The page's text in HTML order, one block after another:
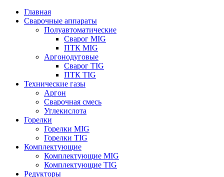
Главная
Сварочные аппараты
Полуавтоматические
Сварог MIG
ПТК MIG
Аргонодуговые
Сварог TIG
ПТК TIG
Технические газы
Аргон
Сварочная смесь
Углекислота
Горелки
Горелки MIG
Горелки TIG
Комплектующие
Комплектующие MIG
Комплектующие TIG
Редукторы